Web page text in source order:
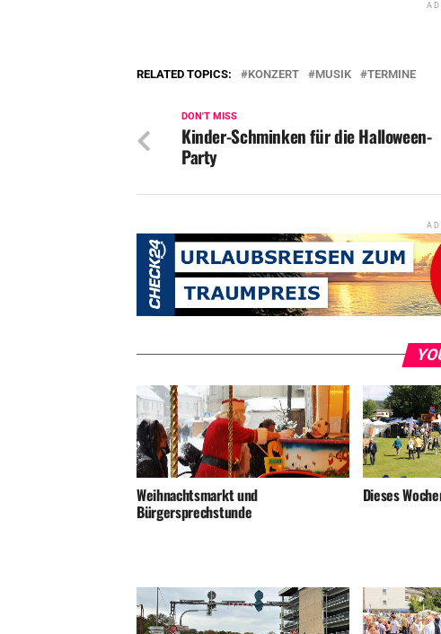
RELATED TOPICS: KONZERT MUSIK TERMINE
DON'T MISS
Kinder-Schminken für die Halloween-
Party
Weihnachtsmarkt und
Bürgersprechstunde
Dieses